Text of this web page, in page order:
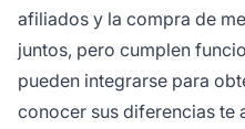
afiliados y la compra de
juntos, pero cumplen
pueden integrarse para
conocer sus diferencias te